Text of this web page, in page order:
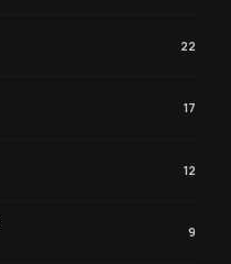
22
17
12
9